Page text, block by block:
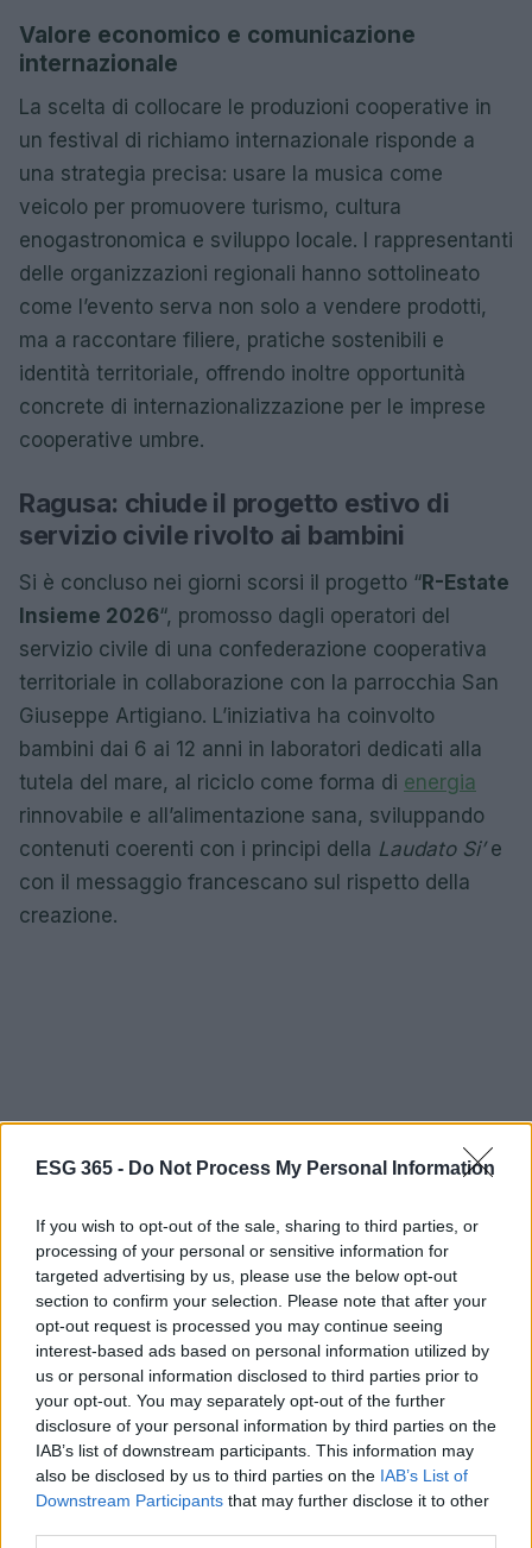
ESG 365 - Do Not Process My Personal Information
If you wish to opt-out of the sale, sharing to third parties, or
processing of your personal or sensitive information for
targeted advertising by us, please use the below opt-out
section to confirm your selection. Please note that after your
opt-out request is processed you may continue seeing
interest-based ads based on personal information utilized by
us or personal information disclosed to third parties prior to
your opt-out. You may separately opt-out of the further
disclosure of your personal information by third parties on the
IAB’s list of downstream participants. This information may
also be disclosed by us to third parties on the IAB’s List of
Downstream Participants that may further disclose it to other
Valore economico e comunicazione
internazionale
La scelta di collocare le produzioni cooperative in
un festival di richiamo internazionale risponde a
una strategia precisa: usare la musica come
veicolo per promuovere turismo, cultura
enogastronomica e sviluppo locale. I rappresentanti
delle organizzazioni regionali hanno sottolineato
come l’evento serva non solo a vendere prodotti,
ma a raccontare filiere, pratiche sostenibili e
identità territoriale, offrendo inoltre opportunità
concrete di internazionalizzazione per le imprese
cooperative umbre.
Ragusa: chiude il progetto estivo di
servizio civile rivolto ai bambini
Si è concluso nei giorni scorsi il progetto “R-Estate
Insieme 2026“, promosso dagli operatori del
servizio civile di una confederazione cooperativa
territoriale in collaborazione con la parrocchia San
Giuseppe Artigiano. L’iniziativa ha coinvolto
bambini dai 6 ai 12 anni in laboratori dedicati alla
tutela del mare, al riciclo come forma di energia
rinnovabile e all’alimentazione sana, sviluppando
contenuti coerenti con i principi della Laudato Si’e
con il messaggio francescano sul rispetto della
creazione.
Gli operatori dei progetti intitolati “Il nostro mare,
bene comune”, “Cooperazione energia rinnovata” e
“Germogli nuovi” hanno costruito attività pratiche
per avvicinare i più piccoli ai temi della
sostenibilità, trasformando il grest in un laboratorio
di cittadinanza attiva. I responsabili locali hanno